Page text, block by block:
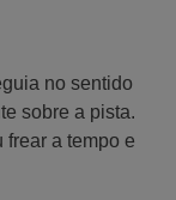
no sentido
sobre a pista.
frear a tempo e